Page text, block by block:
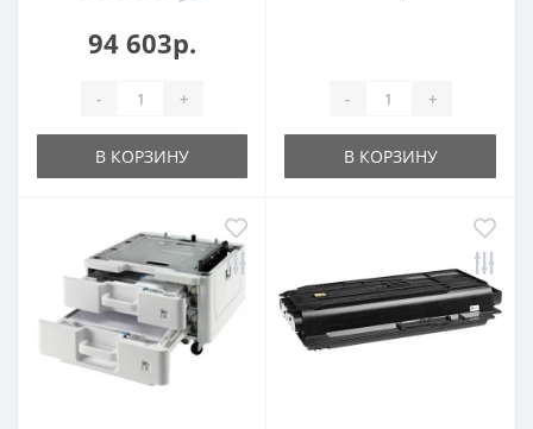
94 603р.
- +
В КОРЗИНУ
- +
В КОРЗИНУ